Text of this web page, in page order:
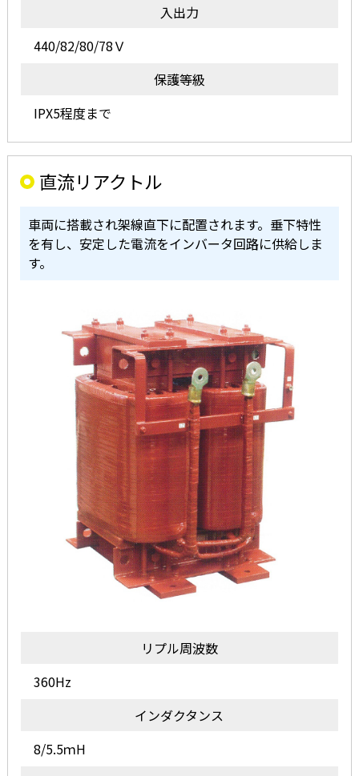
入出力
440/82/80/78Ｖ
保護等級
IPX5程度まで
直流リアクトル
車両に搭載され架線直下に配置されます。垂下特性
を有し、安定した電流をインバータ回路に供給しま
す。
リプル周波数
360Hz
インダクタンス
8/5.5ｍH